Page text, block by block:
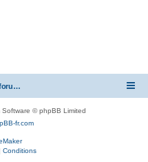
Bienvenue sur le forum des scooters de la gamme SYM
Software © phpBB Limited
fr.com
Conditions